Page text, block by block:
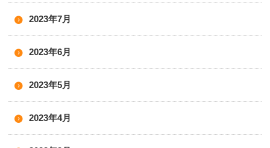
2023年7月
2023年6月
2023年5月
2023年4月